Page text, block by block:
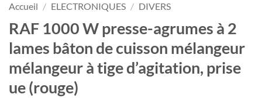
Accueil / ELECTRONIQUES / DIVERS
RAF 1000 W presse-agrumes à 2
lames bâton de cuisson mélangeur
mélangeur à tige d’agitation, prise
ue (rouge)